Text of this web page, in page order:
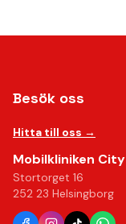
Besök oss
Hitta till oss →
Mobilkliniken City
Stortorget 16
252 23 Helsingborg